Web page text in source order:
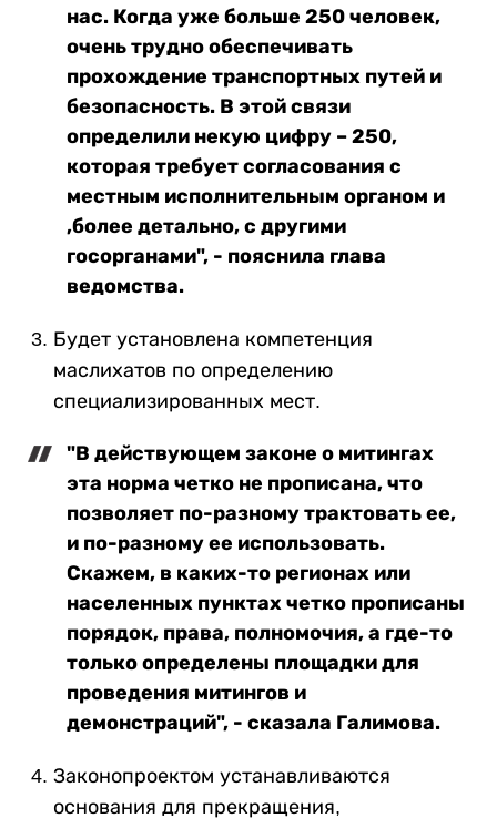
нас. Когда уже больше 250 человек,
очень трудно обеспечивать
прохождение транспортных путей и
безопасность. В этой связи
определили некую цифру – 250,
которая требует согласования с
местным исполнительным органом и
,более детально, с другими
госорганами", - пояснила глава
ведомства.
Будет установлена компетенция
маслихатов по определению
специализированных мест.
"В действующем законе о митингах
эта норма четко не прописана, что
позволяет по-разному трактовать ее,
и по-разному ее использовать.
Скажем, в каких-то регионах или
населенных пунктах четко прописаны
порядок, права, полномочия, а где-то
только определены площадки для
проведения митингов и
демонстраций", - сказала Галимова.
Законопроектом устанавливаются
основания для прекращения,